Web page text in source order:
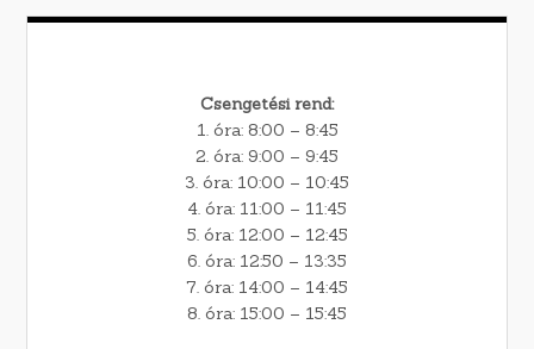
Csengetési rend:
1. óra: 8:00 – 8:45
2. óra: 9:00 – 9:45
3. óra: 10:00 – 10:45
4. óra: 11:00 – 11:45
5. óra: 12:00 – 12:45
6. óra: 12:50 – 13:35
7. óra: 14:00 – 14:45
8. óra: 15:00 – 15:45